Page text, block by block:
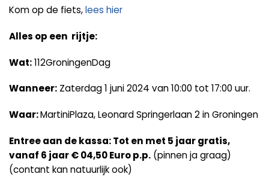
Kom op de fiets,lees hier
Alles op een rijtje:
Wat:112GroningenDag
Wanneer: Zaterdag 1 juni 2024 van 10:00 tot 17:00 uur.
Waar:MartiniPlaza, Leonard Springerlaan 2 in Groningen
Entree aan de kassa: Tot en met 5 jaar gratis,
vanaf 6 jaar € 04,50 Euro p.p. (pinnen ja graag)
(contant kan natuurlijk ook)